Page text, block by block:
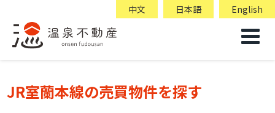
中文 日本語 English
JR室蘭本線の売買物件を探す